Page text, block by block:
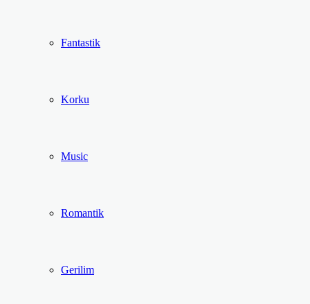
Fantastik
Korku
Music
Romantik
Gerilim